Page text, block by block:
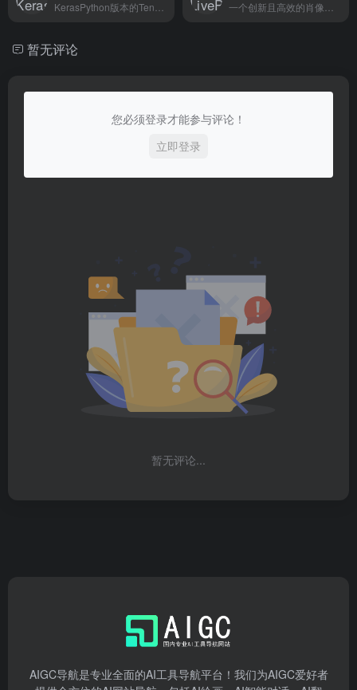
暂无评论
您必须登录才能参与评论！
立即登录
暂无评论...
AIGC导航是专业全面的AI工具导航平台！我们为AIGC爱好者